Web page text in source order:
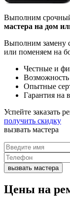
Выполним
мастера на дом
Выполним замену
или поменяем на
Честные и
Возможность
Опытные
Гарантия на
Успейте заказать
получить скидку
вызвать мастера
Цены на